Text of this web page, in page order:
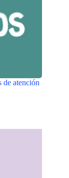
de atención